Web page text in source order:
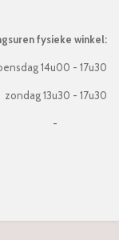
fysieke winkel:
14u00 - 17u30
zondag 13u30 - 17u30